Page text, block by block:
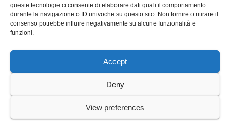
queste tecnologie ci consente di elaborare dati quali il comportamento
durante la navigazione o ID univoche su questo sito. Non fornire o ritirare il
consenso potrebbe influire negativamente su alcune funzionalità e
funzioni.
Accept
Deny
View preferences
Proudly powered by WordPress|Tema: Newspaperex di
Scienza studio specialistico bracciano